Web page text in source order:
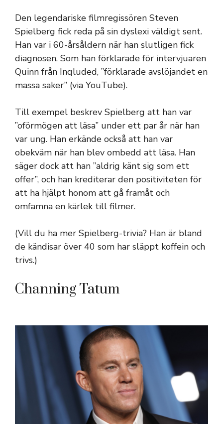
Den legendariske filmregissören Steven
Spielberg fick reda på sin dyslexi väldigt sent.
Han var i 60-årsåldern när han slutligen fick
diagnosen. Som han förklarade för intervjuaren
Quinn från Inqluded, ”förklarade avslöjandet en
massa saker” (via YouTube).
Till exempel beskrev Spielberg att han var
”oförmögen att läsa” under ett par år när han
var ung. Han erkände också att han var
obekväm när han blev ombedd att läsa. Han
säger dock att han ”aldrig känt sig som ett
offer”, och han krediterar den positiviteten för
att ha hjälpt honom att gå framåt och
omfamna en kärlek till filmer.
(Vill du ha mer Spielberg-trivia? Han är bland
de kändisar över 40 som har släppt koffein och
trivs.)
Channing Tatum